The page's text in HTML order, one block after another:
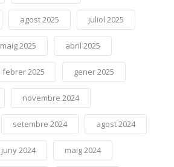
agost 2025 juliol 2025
maig 2025 abril 2025
febrer 2025 gener 2025
novembre 2024
setembre 2024 agost 2024
juny 2024 maig 2024